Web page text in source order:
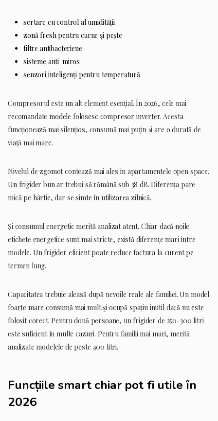
sertare cu control al umidității
zonă fresh pentru carne și pește
filtre antibacteriene
sisteme anti-miros
senzori inteligenți pentru temperatură
Compresorul este un alt element esențial. În 2026, cele mai
recomandate modele folosesc compresor inverter. Acesta
funcționează mai silențios, consumă mai puțin și are o durată de
viață mai mare.
Nivelul de zgomot contează mai ales în apartamentele open space.
Un frigider bun ar trebui să rămână sub 38 dB. Diferența pare
mică pe hârtie, dar se simte în utilizarea zilnică.
Și consumul energetic merită analizat atent. Chiar dacă noile
etichete energetice sunt mai stricte, există diferențe mari între
modele. Un frigider eficient poate reduce factura la curent pe
termen lung.
Capacitatea trebuie aleasă după nevoile reale ale familiei. Un model
foarte mare consumă mai mult și ocupă spațiu inutil dacă nu este
folosit corect. Pentru două persoane, un frigider de 250-300 litri
este suficient în multe cazuri. Pentru familii mai mari, merită
analizate modelele de peste 400 litri.
Funcțiile smart chiar pot fi utile în
2026